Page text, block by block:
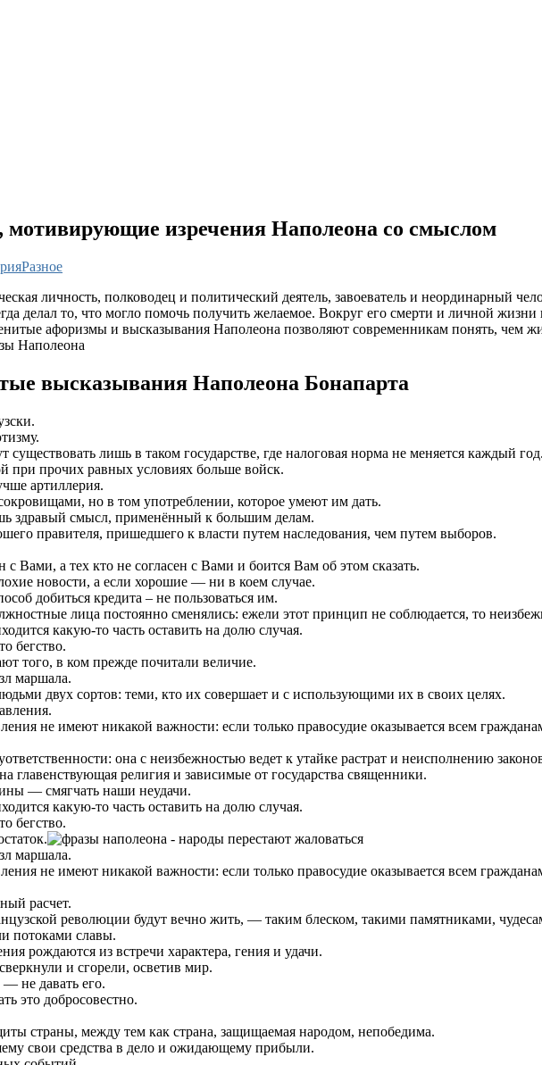
изречения Наполеона со смыслом
к
Короткие
фразы
и
умные,
изречения
Наполеона
смыслом
Разное
личность, полководец и политический деятель, завоеватель и неординарный
делал то, что могло помочь получить желаемое. Вокруг его смерти и личной
афоризмы и высказывания Наполеона позволяют современникам понять, чем
высказывания Наполеона Бонапарта
существовать лишь в таком государстве, где налоговая норма не меняется каждый год.
при прочих равных условиях больше войск.
артиллерия.
но в том употреблении, которое умеют им дать.
здравый смысл, применённый к большим делам.
правителя, пришедшего к власти путем наследования, чем путем выборов.
с Вами, а тех кто не согласен с Вами и боится Вам об этом сказать.
новости, а если хорошие — ни в коем случае.
добиться кредита – не пользоваться им.
лица постоянно сменялись: ежели этот принцип не соблюдается, то
какую-то часть оставить на долю случая.
бегство.
того, в ком прежде почитали величие.
маршала.
двух сортов: теми, кто их совершает и с использующими их в своих целях.
не имеют никакой важности: если только правосудие оказывается всем
она с неизбежностью ведет к утайке растрат и неисполнению
главенствующая религия и зависимые от государства священники.
— смягчать наши неудачи.
какую-то часть оставить на долю случая.
бегство.
маршала.
не имеют никакой важности: если только правосудие оказывается всем
расчет.
революции будут вечно жить, — таким блеском, такими памятниками,
потоками славы.
рождаются из встречи характера, гения и удачи.
и сгорели, осветив мир.
не давать его.
это добросовестно.
страны, между тем как страна, защищаемая народом, непобедима.
свои средства в дело и ожидающему прибыли.